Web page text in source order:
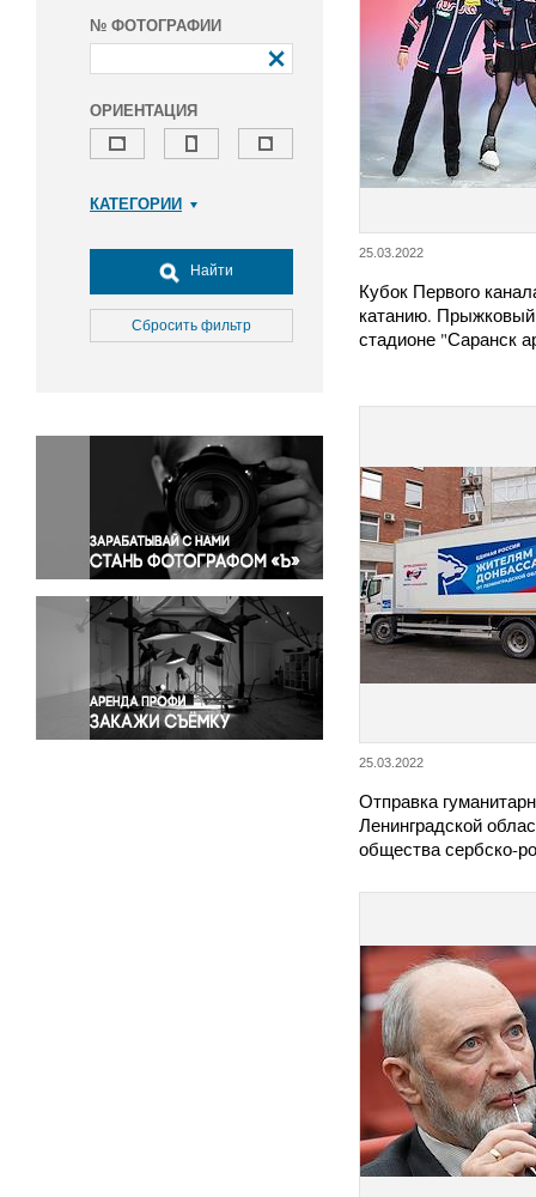
№ ФОТОГРАФИИ
ОРИЕНТАЦИЯ
КАТЕГОРИИ
Досуг, туризм и отдых
Культура
Медицина
Окружающая среда
Политика
Правосудие
Происшествия и конфликты
Религия
Светская жизнь
Спорт
Экология
Экономика и бизнес
Найти
Сбросить фильтр
25.03.2022
Кубок Первого
катанию. Прыжковый
стадионе "Саранск
25.03.2022
Отправка
Ленинградской
общества сербско-